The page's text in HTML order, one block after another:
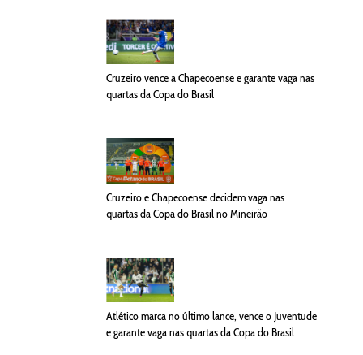
Cruzeiro vence a Chapecoense e garante vaga nas
quartas da Copa do Brasil
Cruzeiro e Chapecoense decidem vaga nas
quartas da Copa do Brasil no Mineirão
Atlético marca no último lance, vence o Juventude
e garante vaga nas quartas da Copa do Brasil